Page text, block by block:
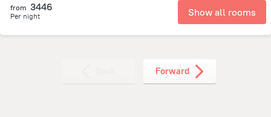
from 3446
Per night Show all rooms
Forward